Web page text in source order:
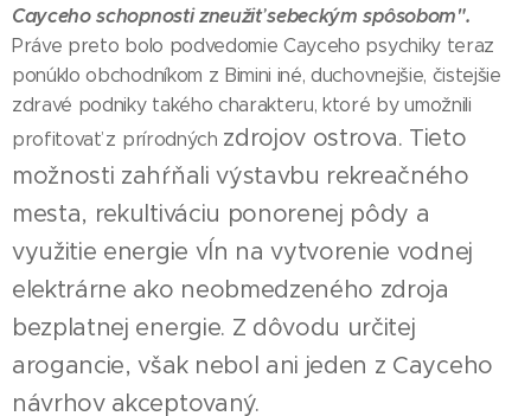
Cayceho schopnosti zneužiť sebeckým spôsobom".
Práve preto bolo podvedomie Cayceho psychiky teraz
ponúklo obchodníkom z Bimini iné, duchovnejšie, čistejšie
zdravé podniky takého charakteru, ktoré by umožnili
profitovať z prírodných zdrojov ostrova. Tieto
možnosti zahŕňali výstavbu rekreačného
mesta, rekultiváciu ponorenej pôdy a
využitie energie vĺn na vytvorenie vodnej
elektrárne ako neobmedzeného zdroja
bezplatnej energie. Z dôvodu určitej
arogancie, však nebol ani jeden z Cayceho
návrhov akceptovaný.